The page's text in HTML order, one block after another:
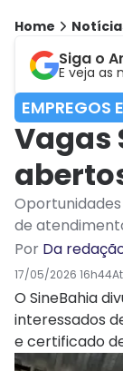
Home
Siga o
E veja as
EMPREGOS
Vagas
de
Por Da
17/05/2026 16h44
O SineBahia
interessados
e certificado